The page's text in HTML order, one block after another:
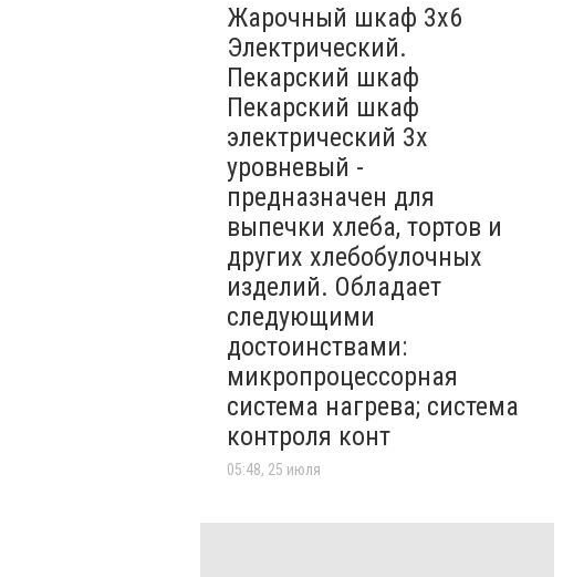
Жарочный шкаф 3х6
Электрический.
Пекарский шкаф
Пекарский шкаф
электрический 3х
уровневый -
предназначен для
выпечки хлеба, тортов и
других хлебобулочных
изделий. Обладает
следующими
достоинствами:
микропроцессорная
система нагрева; система
контроля конт
05:48, 25 июля